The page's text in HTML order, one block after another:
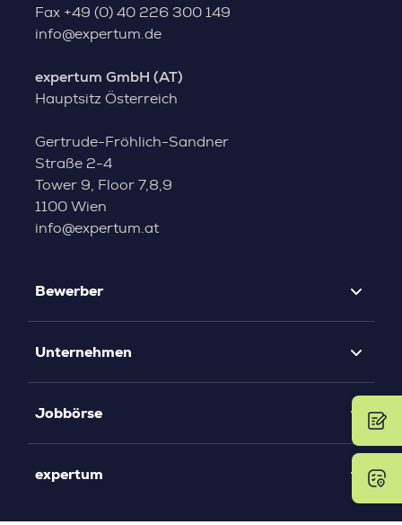
Fax +49 (0) 40 226 300 149
info@expertum.de
expertum GmbH (AT)
Hauptsitz Österreich
Gertrude-Fröhlich-Sandner
Straße 2-4
Tower 9, Floor 7,8,9
1100 Wien
info@expertum.at
Bewerber
Unternehmen
Jobbörse
expertum